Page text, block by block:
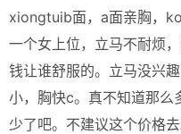
xiongtuib面，a面亲胸，
一个女上位，立马不耐烦
钱让谁舒服的。立马没兴
小，胸快c。真不知道那么
少了吧。不建议这个价格